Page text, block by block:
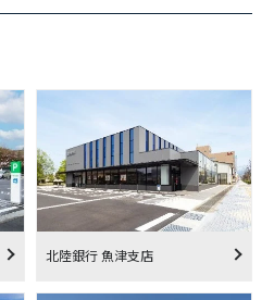
北陸銀行 魚津支店